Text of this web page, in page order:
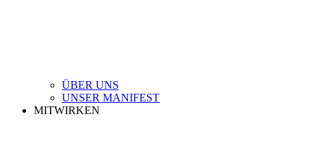
ÜBER UNS
UNSER MANIFEST
MITWIRKEN